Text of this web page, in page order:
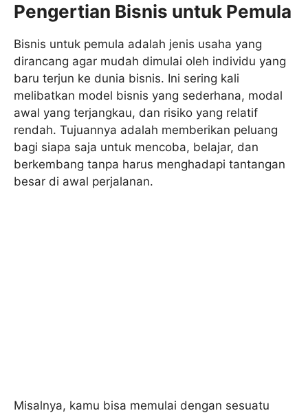
Pengertian Bisnis untuk Pemula
Bisnis untuk pemula adalah jenis usaha yang
dirancang agar mudah dimulai oleh individu yang
baru terjun ke dunia bisnis. Ini sering kali
melibatkan model bisnis yang sederhana, modal
awal yang terjangkau, dan risiko yang relatif
rendah. Tujuannya adalah memberikan peluang
bagi siapa saja untuk mencoba, belajar, dan
berkembang tanpa harus menghadapi tantangan
besar di awal perjalanan.
Misalnya, kamu bisa memulai dengan sesuatu